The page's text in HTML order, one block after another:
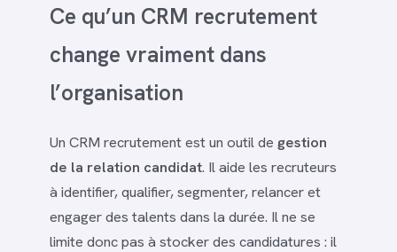
Ce qu’un CRM recrutement
change vraiment dans
l’organisation
Un CRM recrutement est un outil de gestion
de la relation candidat. Il aide les recruteurs
à identifier, qualifier, segmenter, relancer et
engager des talents dans la durée. Il ne se
limite donc pas à stocker des candidatures : il